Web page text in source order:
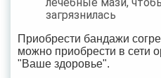
лечебные мази,
загрязнилась
Приобрести бандажи
можно приобрести в сети
"Ваше здоровье".